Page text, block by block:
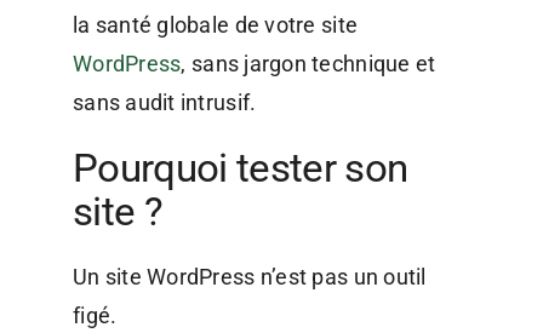
la santé globale de votre site
WordPress, sans jargon technique et
sans audit intrusif.
Pourquoi tester son
site ?
Un site WordPress n’est pas un outil
figé.